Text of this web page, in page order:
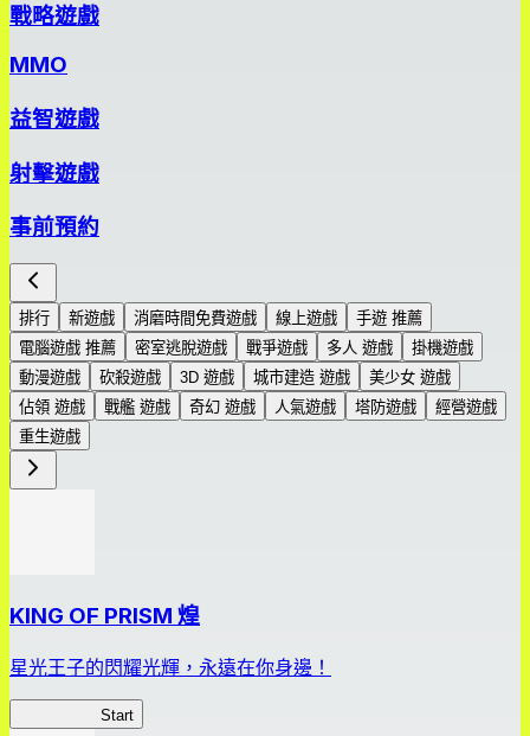
戰略遊戲
MMO
益智遊戲
射擊遊戲
事前預約
排行 新遊戲 消磨時間免費遊戲 線上遊戲
手遊 推薦
電腦遊戲 推薦
密室逃脫遊戲 戰爭遊戲 多人 遊戲
掛機遊戲
動漫遊戲
砍殺遊戲 3D 遊戲 城市建造 遊戲
美少女 遊戲
佔領 遊戲
戰艦 遊戲 奇幻 遊戲 人氣遊戲 塔防遊戲
經營遊戲
重生遊戲
KING OF PRISM 煌
星光王子的閃耀光輝，永遠在你身邊！
Start